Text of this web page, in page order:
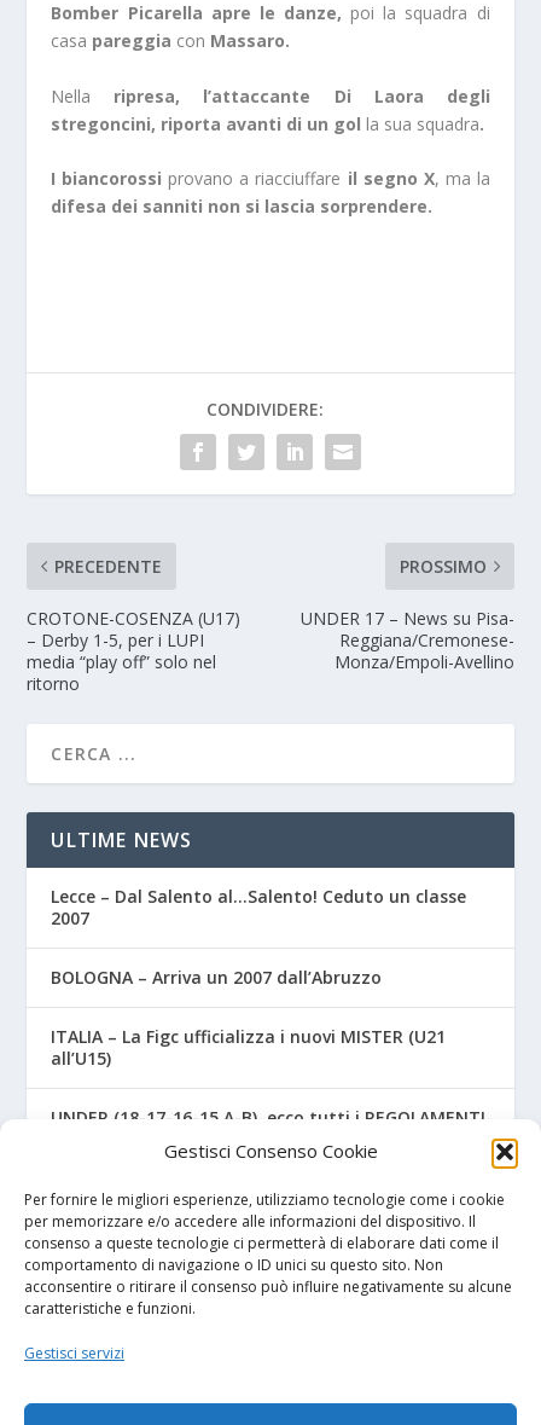
Gestisci Consenso Cookie
Per fornire le migliori esperienze, utilizziamo tecnologie come i cookie
per memorizzare e/o accedere alle informazioni del dispositivo. Il
consenso a queste tecnologie ci permetterà di elaborare dati come il
comportamento di navigazione o ID unici su questo sito. Non
acconsentire o ritirare il consenso può influire negativamente su alcune
caratteristiche e funzioni.
Gestisci servizi
Bomber Picarella apre le danze, poi la squadra di
casa pareggia con Massaro.
Nella ripresa, l’attaccante Di Laora degli
stregoncini, riporta avanti di un gol la sua squadra.
I biancorossi provano a riacciuffare il segno X, ma la
difesa dei sanniti non si lascia sorprendere.
CONDIVIDERE:
PRECEDENTE
CROTONE-COSENZA (U17)
– Derby 1-5, per i LUPI
media “play off” solo nel
ritorno
PROSSIMO
UNDER 17 – News su Pisa-
Reggiana/Cremonese-
Monza/Empoli-Avellino
ULTIME NEWS
Lecce – Dal Salento al…Salento! Ceduto un classe
2007
BOLOGNA – Arriva un 2007 dall’Abruzzo
ITALIA – La Figc ufficializza i nuovi MISTER (U21
all’U15)
UNDER (18-17-16-15 A-B), ecco tutti i REGOLAMENTI
NAPOLI – Tre ex Benevento U17 “svincolati” firmano
per gli azzurri
I NOSTRI SPONSOR
Diretta.it